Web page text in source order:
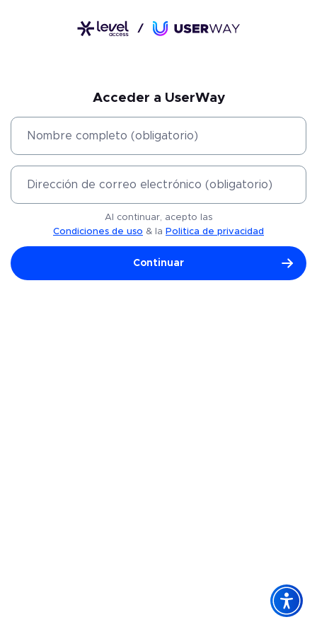
Acceder a UserWay
Nombre completo (obligatorio)
Dirección de correo electrónico (obligatorio)
Al continuar, acepto las
Condiciones de uso & la Politica de privacidad
Continuar